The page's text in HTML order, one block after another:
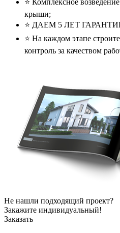
крыши;
⭐️ ДАЕМ 5 ЛЕТ
⭐️ На каждом этапе
контроль за качеством
Не нашли подходящий проект?
Закажите индивидуальный!
Заказать